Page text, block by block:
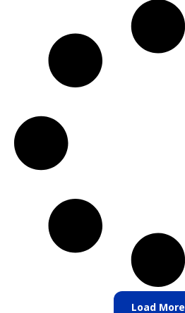
Load More